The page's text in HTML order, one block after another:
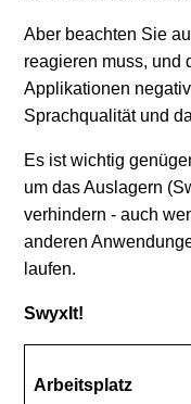
Aber beachten Sie
reagieren muss, und
Applikationen
Sprachqualität und
Es ist wichtig
um das Auslagern
verhindern - auch
anderen
laufen.
SwyxIt!
Arbeitsplatz